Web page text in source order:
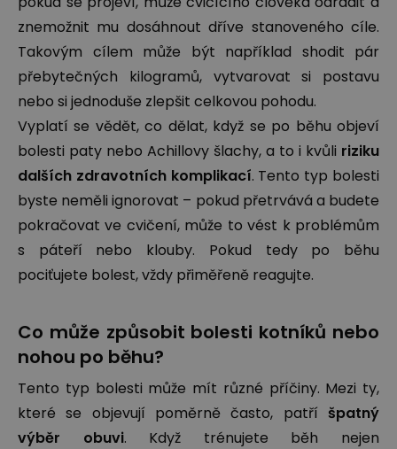
znemožnit mu dosáhnout dříve stanoveného cíle.
Takovým cílem může být například shodit pár
přebytečných kilogramů, vytvarovat si postavu
nebo si jednoduše zlepšit celkovou pohodu.
Vyplatí se vědět, co dělat, když se po běhu objeví
bolesti paty nebo Achillovy šlachy, a to i kvůli riziku
dalších zdravotních komplikací. Tento typ bolesti
byste neměli ignorovat – pokud přetrvává a budete
pokračovat ve cvičení, může to vést k problémům
s páteří nebo klouby. Pokud tedy po běhu
pociťujete bolest, vždy přiměřeně reagujte.
Co může způsobit bolesti kotníků nebo
nohou po běhu?
Tento typ bolesti může mít různé příčiny. Mezi ty,
které se objevují poměrně často, patří špatný
výběr obuvi. Když trénujete běh nejen